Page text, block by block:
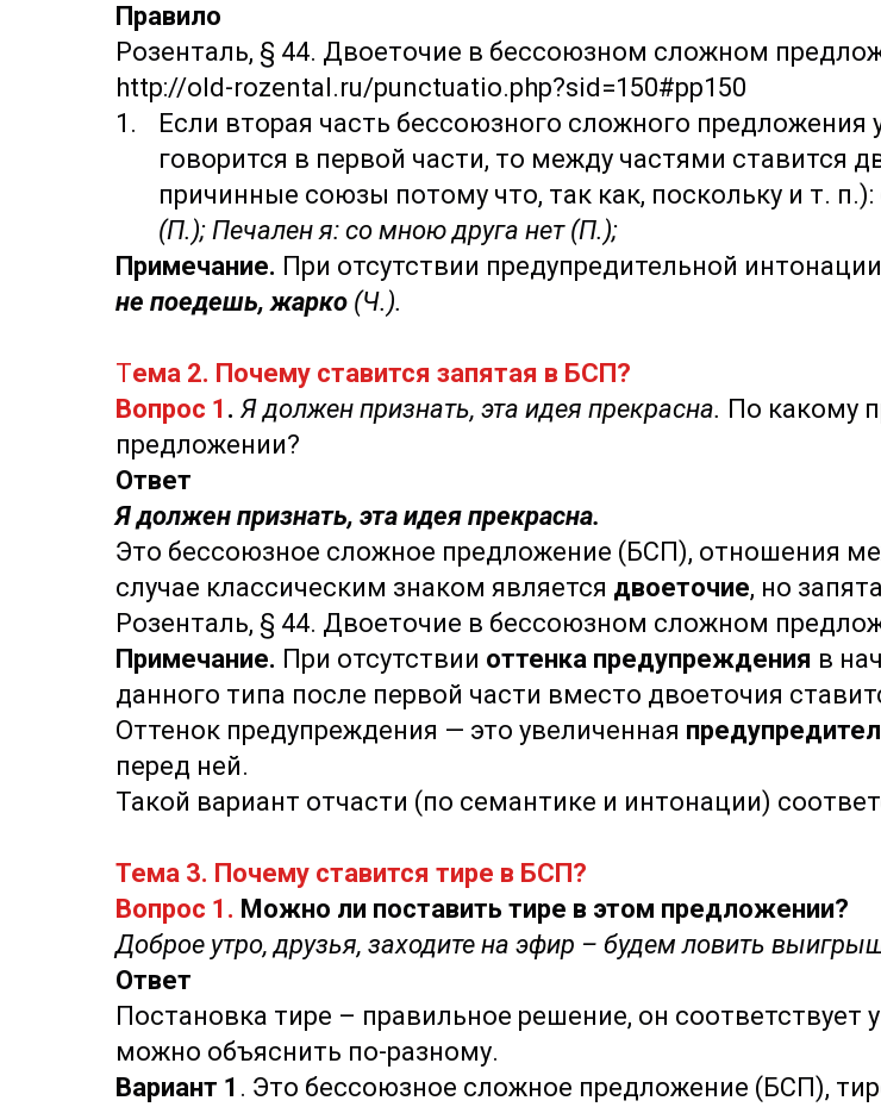
Правило
Розенталь, § 44. Двоеточие в бессоюзном сложном
http://old-rozental.ru/punctuatio.php?sid=150#pp150
Если вторая часть бессоюзного сложного предложения
говорится в первой части, то между частями ставится
причинные союзы потому что, так как, поскольку и т. п.):
(П.); Печален я: со мною друга нет (П.);
Примечание. При отсутствии предупредительной
не поедешь, жарко (Ч.).
Тема 2. Почему ставится запятая в БСП?
Вопрос 1 . Я должен признать, эта идея прекрасна. По какому
предложении?
Ответ
Я должен признать, эта идея прекрасна.
Это бессоюзное сложное предложение (БСП), отношения
случае классическим знаком является двоеточие, но
Розенталь, § 44. Двоеточие в бессоюзном сложном
Примечание. При отсутствии оттенка предупреждения в
данного типа после первой части вместо двоеточия
Оттенок предупреждения — это увеличенная
перед ней.
Такой вариант отчасти (по семантике и интонации)
Тема 3. Почему ставится тире в БСП?
Вопрос 1. Можно ли поставить тире в этом предложении?
Доброе утро, друзья, заходите на эфир – будем ловить
Ответ
Постановка тире – правильное решение, он соответствует
можно объяснить по-разному.
Вариант 1 . Это бессоюзное сложное предложение (БСП),